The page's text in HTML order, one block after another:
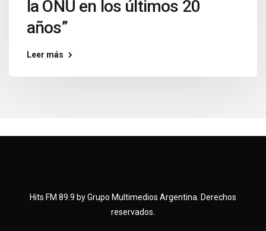
la ONU en los últimos 20
años”
Leer más
Hits FM 89.9 by Grupo Multimedios Argentina. Derechos
reservados.